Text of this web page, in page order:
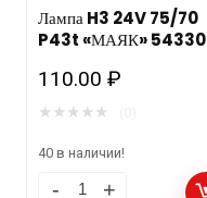
Лампа H3 24V 75/70
P43t «МАЯК» 54330
110.00₽
★ ★ ★ ★ ★
40 в наличии!